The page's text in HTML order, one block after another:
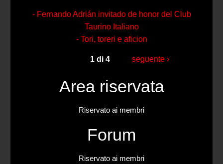
- Fernando Adrián invitado de honor del Club
Taurino Italiano
- Tori, toreri e aficion
1 di 4 seguente ›
Area riservata
Riservato ai membri
Forum
Riservato ai membri